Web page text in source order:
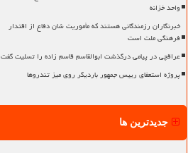
واحد خزانه
خبرنگاران رزمندگانی هستند که مأموریت شان دفاع از اقتدار
فرهنگی ملت است
عراقچی در پیامی درگذشت ابوالقاسم قاسم زاده را تسلیت گفت
پروژه استعفای رییس جمهور باردیگر روی میز تندروها
جدیدترین ها